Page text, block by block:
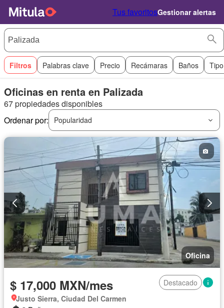
Tus favoritosGestionar alertas
Filtros Palabras clave Precio Recámaras Baños
Oficinas en renta en Palizada
67 propiedades disponibles
Ordenar por:
Popularidad
Oficina
$ 17,000 MXN/mes
Destacado
Justo Sierra, Ciudad Del Carmen